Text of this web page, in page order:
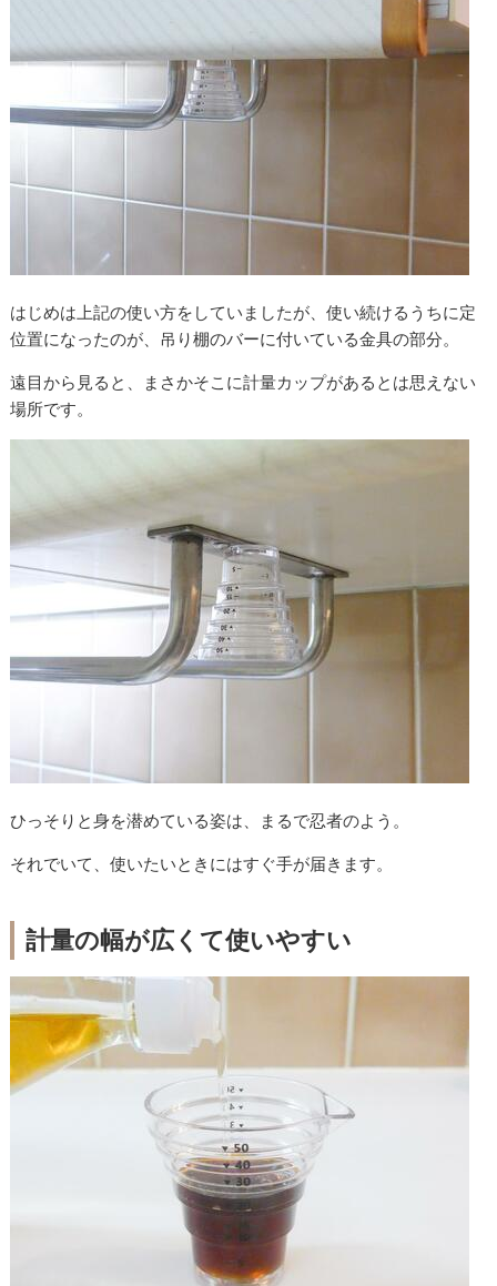
はじめは上記の使い方をしていましたが、使い続けるうちに定
位置になったのが、吊り棚のバーに付いている金具の部分。
遠目から見ると、まさかそこに計量カップがあるとは思えない
場所です。
ひっそりと身を潜めている姿は、まるで忍者のよう。
それでいて、使いたいときにはすぐ手が届きます。
計量の幅が広くて使いやすい